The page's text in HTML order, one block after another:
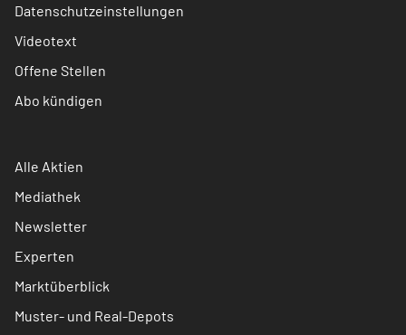
Datenschutzeinstellungen
Videotext
Offene Stellen
Abo kündigen
Alle Aktien
Mediathek
Newsletter
Experten
Marktüberblick
Muster- und Real-Depots